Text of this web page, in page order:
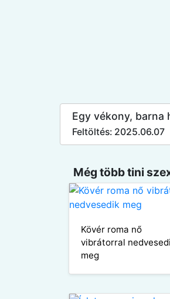
Egy vékony,
Feltöltés: 2025.06.07
Még több tini
Kövér roma nő
vibrátorral
meg